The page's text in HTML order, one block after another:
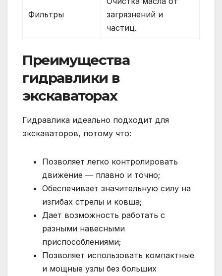
Фильтры
загрязнений и
частиц.
Преимущества
гидравлики в
экскаваторах
Гидравлика идеально подходит для
экскаваторов, потому что:
Позволяет легко контролировать
движение — плавно и точно;
Обеспечивает значительную силу на
изгибах стрелы и ковша;
Дает возможность работать с
разными навесными
приспособлениями;
Позволяет использовать компактные
и мощные узлы без больших